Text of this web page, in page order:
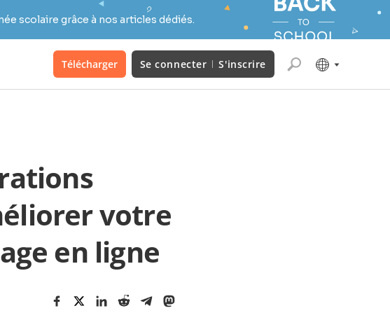
scolaire grâce à nos articles dédiés.
Télécharger Se connecter S'inscrire
votre
en ligne